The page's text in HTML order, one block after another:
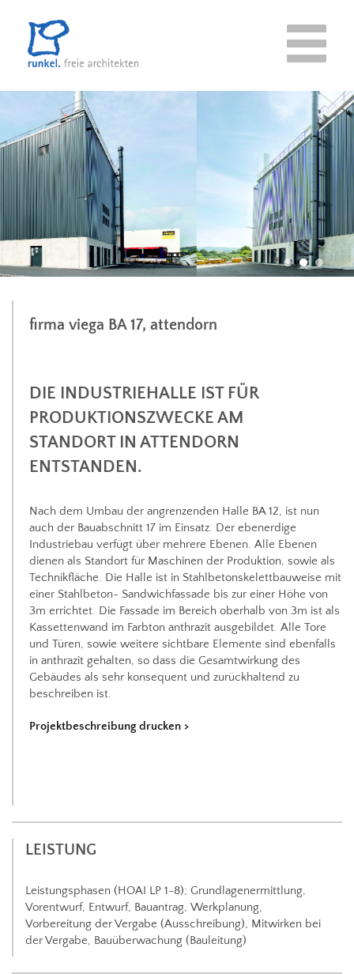
1 2 3
firma viega BA 17, attendorn
DIE INDUSTRIEHALLE IST FÜR
PRODUKTIONSZWECKE AM
STANDORT IN ATTENDORN
ENTSTANDEN.
Nach dem Umbau der angrenzenden Halle BA 12, ist nun
auch der Bauabschnitt 17 im Einsatz. Der ebenerdige
Industriebau verfügt über mehrere Ebenen. Alle Ebenen
dienen als Standort für Maschinen der Produktion, sowie als
Technikfläche. Die Halle ist in Stahlbetonskelettbauweise mit
einer Stahlbeton- Sandwichfassade bis zur einer Höhe von
3m errichtet. Die Fassade im Bereich oberhalb von 3m ist als
Kassettenwand im Farbton anthrazit ausgebildet. Alle Tore
und Türen, sowie weitere sichtbare Elemente sind ebenfalls
in anthrazit gehalten, so dass die Gesamtwirkung des
Gebäudes als sehr konsequent und zurückhaltend zu
beschreiben ist.
Projektbeschreibung drucken
LEISTUNG
Leistungsphasen (HOAI LP 1-8); Grundlagenermittlung,
Vorentwurf, Entwurf, Bauantrag, Werkplanung,
Vorbereitung der Vergabe (Ausschreibung), Mitwirken bei
der Vergabe, Bauüberwachung (Bauleitung)